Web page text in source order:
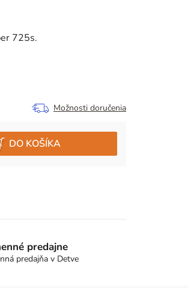
725s.
Možnosti doručenia
DO KOŠÍKA
predajne
predajňa v Detve